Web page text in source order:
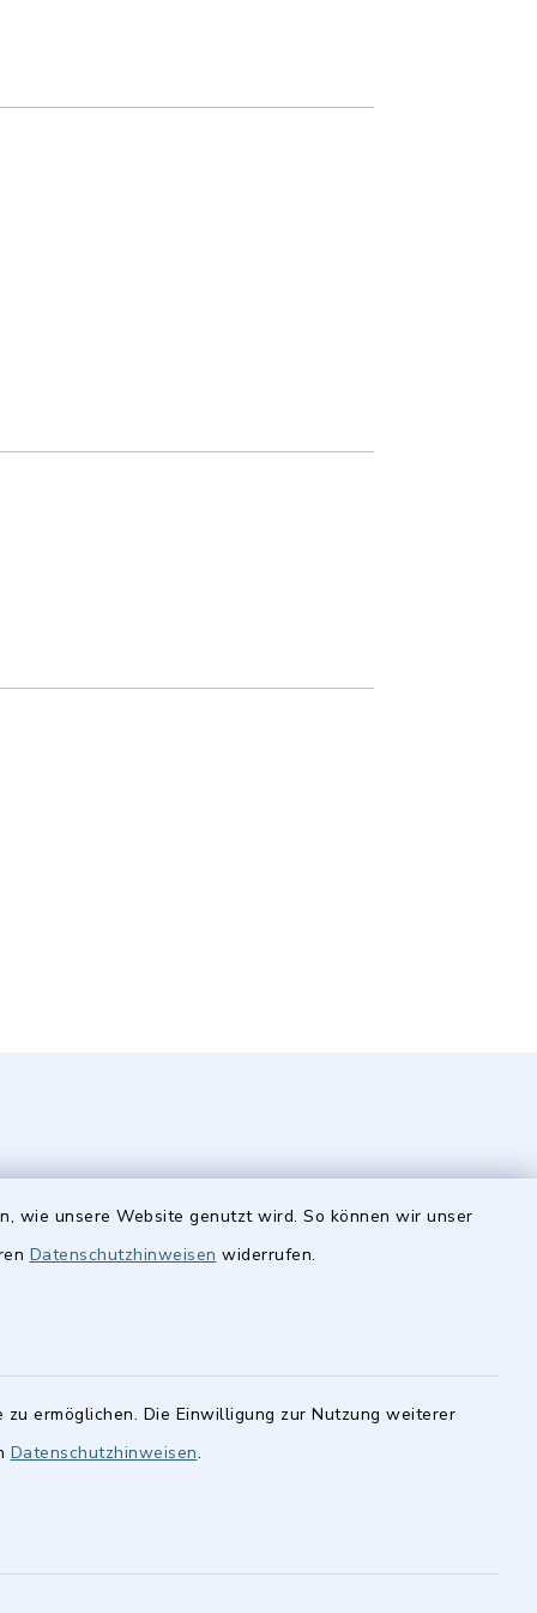
wie unsere Website genutzt wird. So können wir unser
Datenschutzhinweisen widerrufen.
ermöglichen. Die Einwilligung zur Nutzung weiterer
Datenschutzhinweisen.
Quicklinks
BayernPortal
Landkreis Fürth